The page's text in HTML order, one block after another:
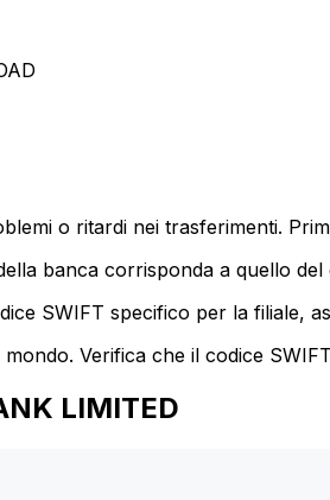
o ritardi nei trasferimenti.
banca corrisponda a quello del
SWIFT specifico per la filiale,
Verifica che il codice
LIMITED